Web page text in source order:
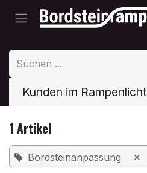
Zum Inhalt springen
Kunden im Rampenlicht
1 Artikel
Bordsteinanpassung ×